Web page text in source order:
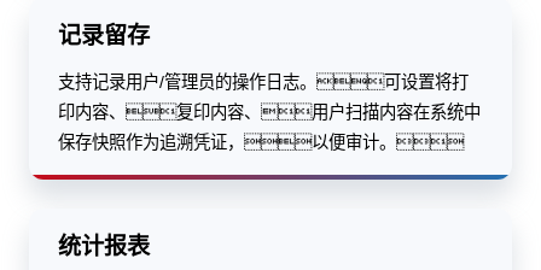
记录留存
支持记录用户/管理员的操作日志。可设置将打
印内容、复印内容、用户扫描内容在系统中
保存快照作为追溯凭证，以便审计。
统计报表